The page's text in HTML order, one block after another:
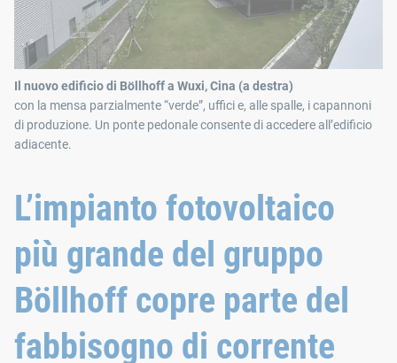
Il nuovo edificio di Böllhoff a Wuxi, Cina (a destra)
con la mensa parzialmente “verde”, uffici e, alle spalle, i capannoni
di produzione. Un ponte pedonale consente di accedere all’edificio
adiacente.
L’impianto fotovoltaico
più grande del gruppo
Böllhoff copre parte del
fabbisogno di corrente